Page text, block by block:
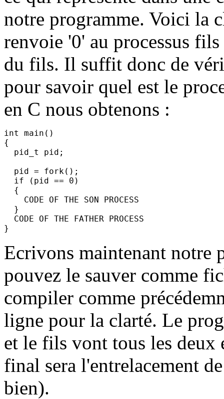
notre programme. Voici la
renvoie '0' au processus
du fils. Il suffit donc de
pour savoir quel est le
en C nous obtenons :
int main()
{
  pid_t pid;
  pid = fork();
  if (pid == 0)
  {
    CODE OF THE SON PROCESS
  }
  CODE OF THE FATHER PROCESS
Ecrivons maintenant notre
pouvez le sauver comme
compiler comme
ligne pour la clarté. Le
et le fils vont tous les deux
final sera l'entrelacement
bien).